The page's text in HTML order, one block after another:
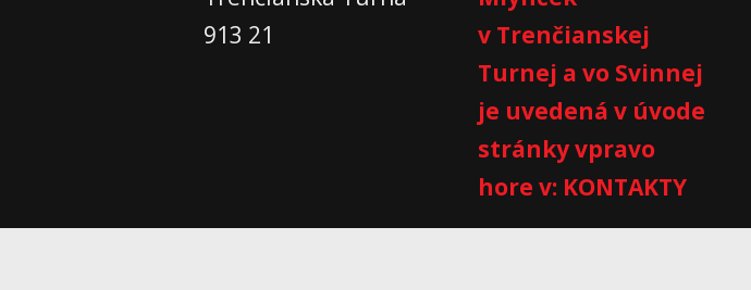
913 21
v Trenčianskej
Turnej a vo Svinnej
je uvedená v úvode
stránky vpravo
hore v: KONTAKTY